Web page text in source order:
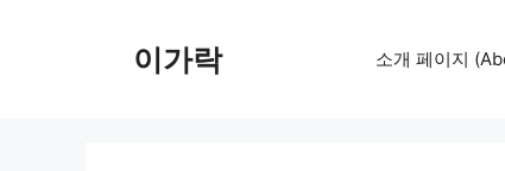
이가락 소개 페이지